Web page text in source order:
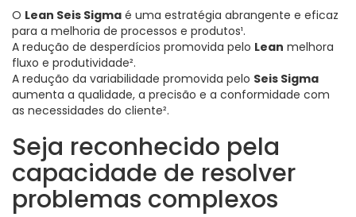
O Lean Seis Sigma é uma estratégia abrangente e eficaz
para a melhoria de processos e produtos¹.
A redução de desperdícios promovida pelo Lean melhora
fluxo e produtividade².
A redução da variabilidade promovida pelo Seis Sigma
aumenta a qualidade, a precisão e a conformidade com
as necessidades do cliente².
Seja reconhecido pela
capacidade de resolver
problemas complexos